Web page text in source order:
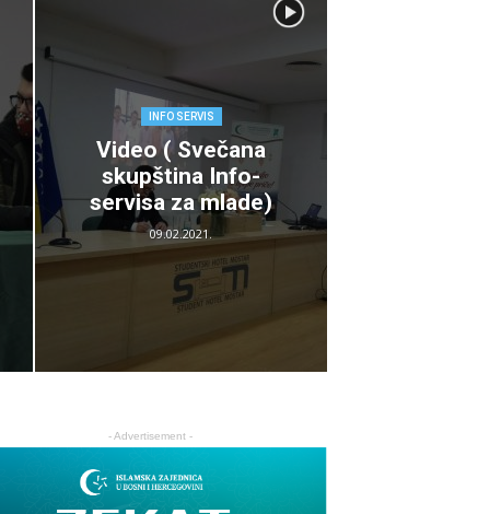
INFO SERVIS
Video ( Svečana
skupština Info-
servisa za mlade)
09.02.2021.
- Advertisement -